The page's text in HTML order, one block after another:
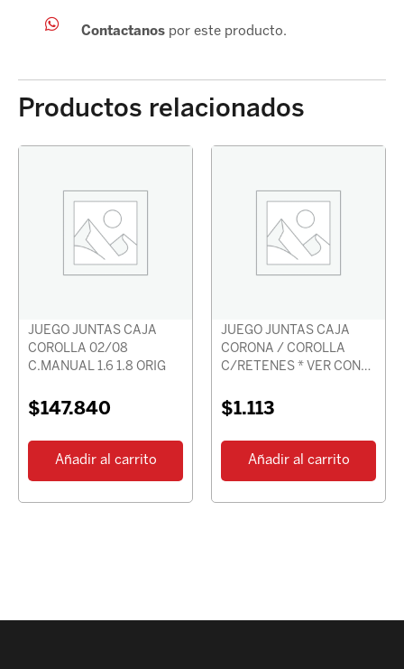
Contactanospor este producto.
Productos relacionados
JUEGO JUNTAS CAJA
COROLLA 02/08
C.MANUAL 1.6 1.8 ORIG
$147.840
Añadir al carrito
JUEGO JUNTAS CAJA
CORONA / COROLLA
C/RETENES * VER CON
$1.113
Añadir al carrito